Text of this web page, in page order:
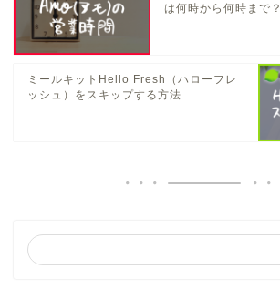
は何時から何時まで？
ミールキットHello Fresh（ハローフレ
ッシュ）をスキップする方法...